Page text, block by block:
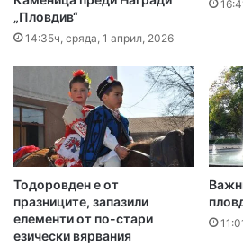
„Пловдив“
14:35ч, сряда, 1 април, 2026
Тодоровден е от
празниците, запазили
елементи от по-стари
езически вярвания